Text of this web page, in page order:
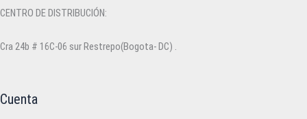
producto
CENTRO DE DISTRIBUCIÓN:
Cra 24b # 16C-06 sur Restrepo(Bogota- DC) .
Cuenta